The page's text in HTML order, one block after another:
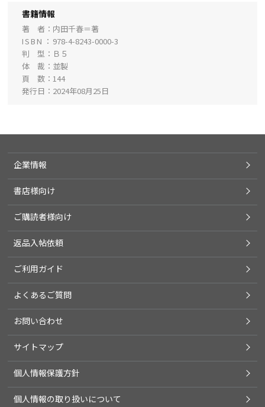
書籍情報
著 者
内田千春＝著
ISBN
978-4-8243-0000-3
判 型
Ｂ５
体 裁
並製
頁 数
144
発行日
2024年08月25日
企業情報
書店様向け
ご購読者様向け
返品入帖依頼
ご利用ガイド
よくあるご質問
お問い合わせ
サイトマップ
個人情報保護方針
個人情報の取り扱いについて